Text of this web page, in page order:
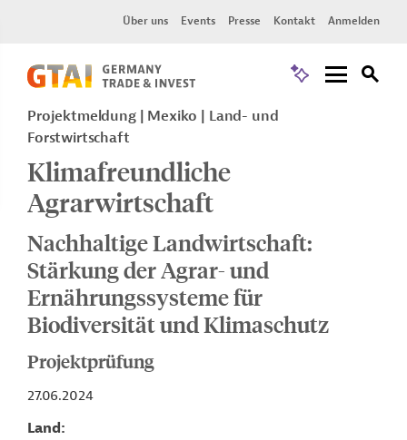
Über uns Events Presse Kontakt Anmelden
Projektmeldung Mexiko
Land- und
Forstwirtschaft
Klimafreundliche
Agrarwirtschaft
Nachhaltige Landwirtschaft:
Stärkung der Agrar- und
Ernährungssysteme für
Biodiversität und Klimaschutz
Projektprüfung
27.06.2024
Land